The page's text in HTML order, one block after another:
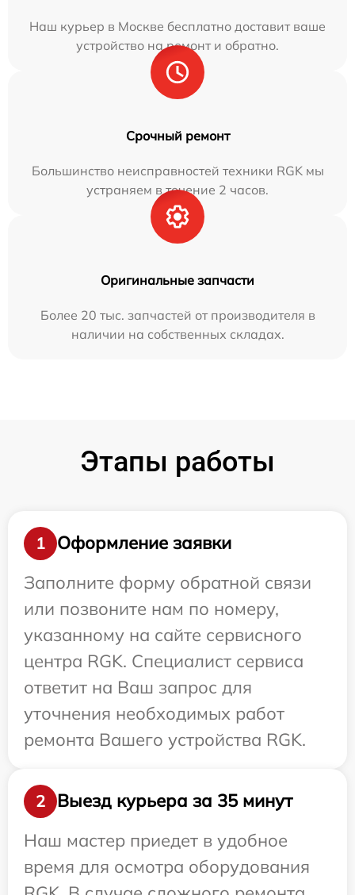
Наш курьер в Москве бесплатно доставит ваше
устройство на ремонт и обратно.
Срочный ремонт
Большинство неисправностей техники RGK мы
устраняем в течение 2 часов.
Оригинальные запчасти
Более 20 тыс. запчастей от производителя в
наличии на собственных складах.
Этапы работы
1
Оформление заявки
Заполните форму обратной связи
или позвоните нам по номеру,
указанному на сайте сервисного
центра RGK. Специалист сервиса
ответит на Ваш запрос для
уточнения необходимых работ
ремонта Вашего устройства RGK.
2
Выезд курьера за 35 минут
Наш мастер приедет в удобное
время для осмотра оборудования